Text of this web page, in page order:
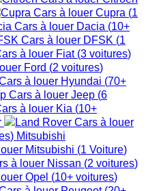
Cupra (1
Dacia (10+
DFSK (1
Fiat (3 voitures)
Ford (2 voitures)
Hyundai (70+
Jeep (6
Kia (10+
) Mitsubishi
Mitsubishi (1 Voiture)
Nissan (2 voitures)
Opel (10+ voitures)